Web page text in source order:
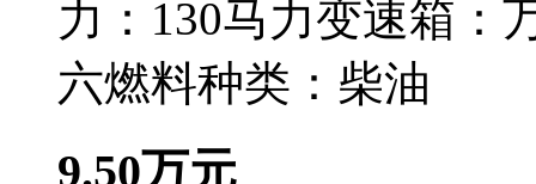
力： 130马力变速箱：
六燃料种类： 柴油
9.50万元